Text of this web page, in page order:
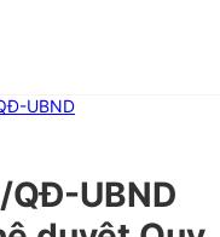
UBND
UBND